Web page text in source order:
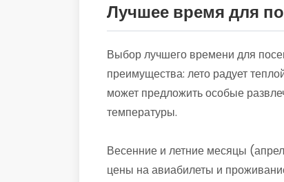
Лучшее время для
Выбор лучшего времени для
преимущества: лето радует
может предложить особые
температуры.
Весенние и летние месяцы
цены на авиабилеты и